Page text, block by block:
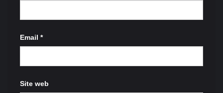
Email *
Site web